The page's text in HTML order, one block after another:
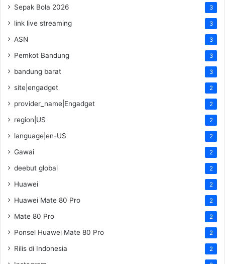
Sepak Bola 2026 3
link live streaming 3
ASN 3
Pemkot Bandung 3
bandung barat 3
site|engadget 2
provider_name|Engadget 2
region|US 2
language|en-US 2
Gawai 2
deebut global 2
Huawei 2
Huawei Mate 80 Pro 2
Mate 80 Pro 2
Ponsel Huawei Mate 80 Pro 2
Rilis di Indonesia 2